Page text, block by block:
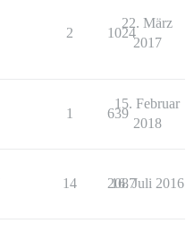
2 1024
22. März
2017
1 639
15. Februar
2018
14 2087
16. Juli 2016